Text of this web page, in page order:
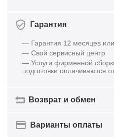
Гарантия
— Гарантия 12 месяцев
— Свой сервисный центр
— Услуги фирменной
подготовки оплачиваются
Возврат и обмен
Варианты оплаты